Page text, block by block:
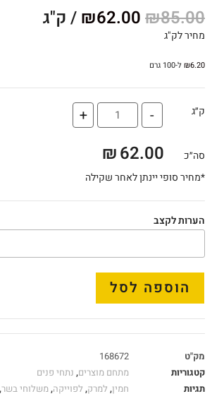
₪85.00
₪62.00 / ק"ג
מחיר לק"ג
₪6.20 ל-100 גרם
ק״ג -
+
סה״כ 62.00
₪
*מחיר סופי יינתן לאחר שקילה
הערות לקצב
הוספה לסל
מק"ט
168672
קטגוריות
מתחם מוצרים, נתחי פנים
תגיות
חמין, למרק, לפוייקה,משלוחי בשר,